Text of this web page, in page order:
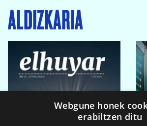
ALDIZKARIA
Webgune honek
erabiltzen ditu